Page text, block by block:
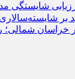
شایستگی
بر شایسته‌سالاری
خراسان شمالی؛